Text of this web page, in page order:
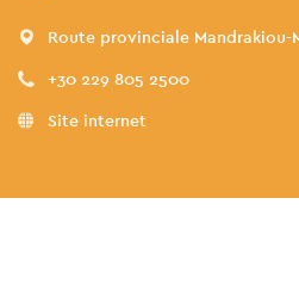
Route provinciale Mandrakiou-
+30 229 805 2500
Site internet